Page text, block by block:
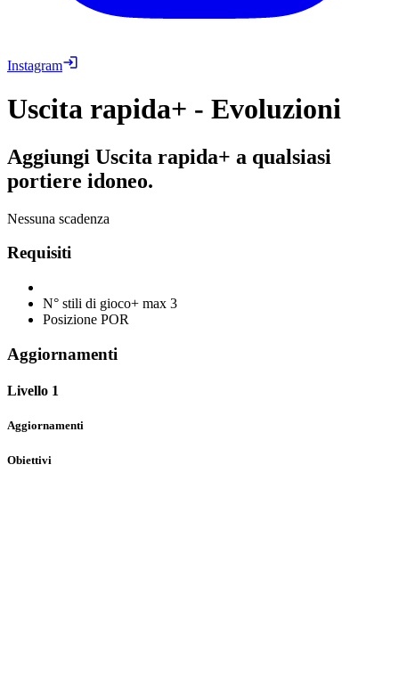
Instagram
Uscita rapida+ - Evoluzioni
Aggiungi Uscita rapida+ a qualsiasi
portiere idoneo.
Nessuna scadenza
Requisiti
N° stili di gioco+ max 3
Posizione POR
Aggiornamenti
Livello 1
Aggiornamenti
Obiettivi